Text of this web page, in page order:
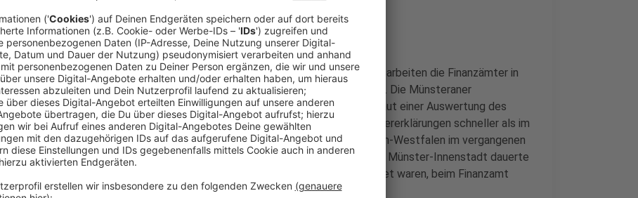
Anzeige
Während viele von uns noch über unseren Steuerklärungen sitzen, arbeiten die Finanzämter in
Münster schon daran, die ersten Steuerbescheide zu verschicken. Die Münsteraner
Finanzämter zählen zu den schnelleren in Nordrhein-Westfalen. Laut einer Auswertung des
Unternehmens SteuerGo bearbeiten die Finanzämter unsere Steuererklärungen schneller als im
NRW-Durschnitt. Demnach brauchten die Finanzämter in Nordrhein-Westfalen im vergangenen
Jahr im Schnitt fast 50 Tage für die Bearbeitung. Beim Finanzamt Münster-Innenstadt dauerte
es dagegen knapp 43 Tage, bis die Steuererklärungen abgearbeitet waren, beim Finanzamt
Münster-Außenstadt etwas über 45 Tage.